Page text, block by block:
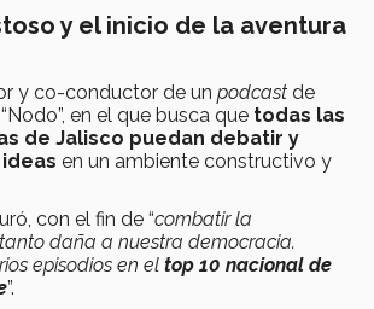
y el inicio de la aventura
y co-conductor de un podcast de
en el que busca que todas las
de Jalisco puedan debatir y
en un ambiente constructivo y
con el fin de “combatir la
daña a nuestra democracia.
episodios en el top 10 nacional de
”.